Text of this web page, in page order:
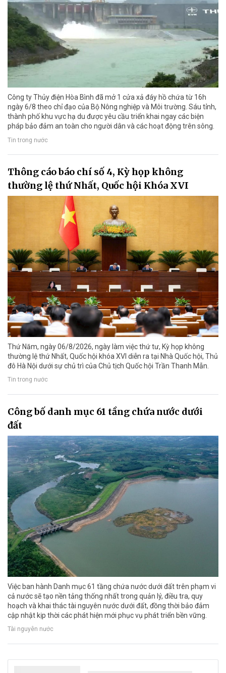
Công ty Thủy điện Hòa Bình đã mở 1 cửa xả đáy hồ chứa từ 16h
ngày 6/8 theo chỉ đạo của Bộ Nông nghiệp và Môi trường. Sáu tỉnh,
thành phố khu vực hạ du được yêu cầu triển khai ngay các biện
pháp bảo đảm an toàn cho người dân và các hoạt động trên sông.
Tin trong nước
Thông cáo báo chí số 4, Kỳ họp không
thường lệ thứ Nhất, Quốc hội Khóa XVI
Thứ Năm, ngày 06/8/2026, ngày làm việc thứ tư, Kỳ họp không
thường lệ thứ Nhất, Quốc hội khóa XVI diễn ra tại Nhà Quốc hội, Thủ
đô Hà Nội dưới sự chủ trì của Chủ tịch Quốc hội Trần Thanh Mẫn.
Tin trong nước
Công bố danh mục 61 tầng chứa nước dưới
đất
Việc ban hành Danh mục 61 tầng chứa nước dưới đất trên phạm vi
cả nước sẽ tạo nền tảng thống nhất trong quản lý, điều tra, quy
hoạch và khai thác tài nguyên nước dưới đất, đồng thời bảo đảm
cập nhật kịp thời các phát hiện mới phục vụ phát triển bền vững.
Tài nguyên nước
Quảng Trị bàn giao cá thể Diều hoa Miến Điện